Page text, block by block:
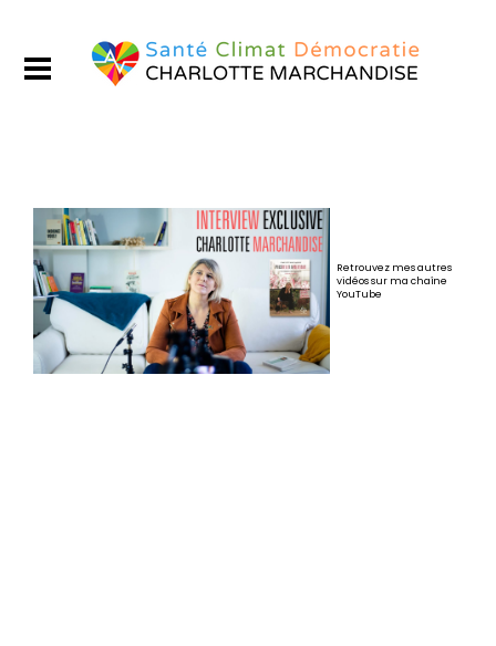
Retrouvez mes autres
vidéos sur ma chaîne
YouTube